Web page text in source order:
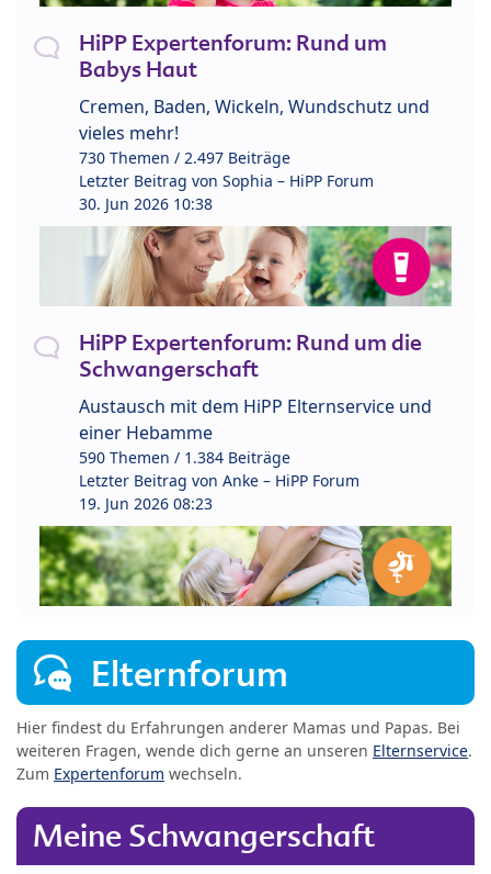
HiPP Expertenforum: Rund um
Babys Haut
Cremen, Baden, Wickeln, Wundschutz und
vieles mehr!
730 Themen / 2.497 Beiträge
Letzter Beitrag von Sophia – HiPP Forum
30. Jun 2026 10:38
HiPP Expertenforum: Rund um die
Schwangerschaft
Austausch mit dem HiPP Elternservice und
einer Hebamme
590 Themen / 1.384 Beiträge
Letzter Beitrag von Anke – HiPP Forum
19. Jun 2026 08:23
Elternforum
Hier findest du Erfahrungen anderer Mamas und Papas. Bei
weiteren Fragen, wende dich gerne an unseren Elternservice.
Zum Expertenforum wechseln.
Meine Schwangerschaft